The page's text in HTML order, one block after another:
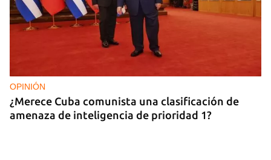
OPINIÓN
¿Merece Cuba comunista una clasificación de
amenaza de inteligencia de prioridad 1?